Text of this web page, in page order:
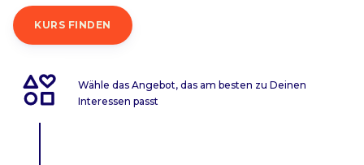
KURS FINDEN
Wähle das Angebot, das am besten zu Deinen
Interessen passt